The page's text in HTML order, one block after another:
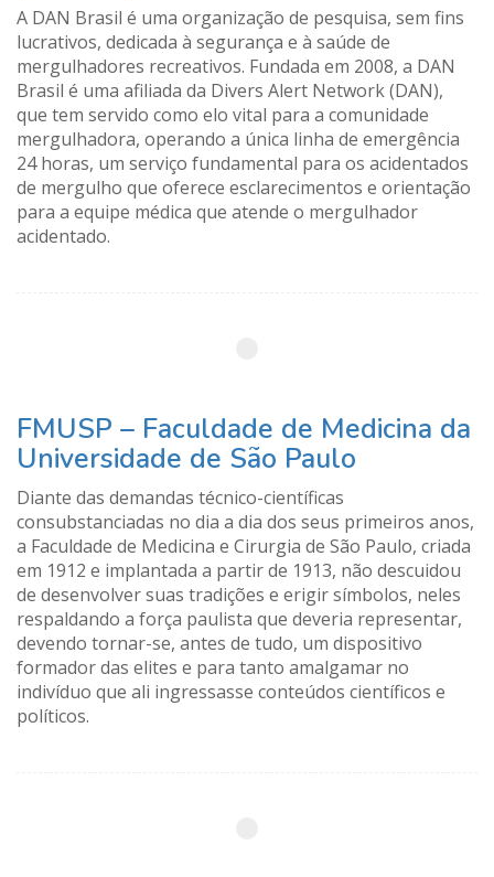
A DAN Brasil é uma organização de pesquisa, sem fins
lucrativos, dedicada à segurança e à saúde de
mergulhadores recreativos. Fundada em 2008, a DAN
Brasil é uma afiliada da Divers Alert Network (DAN),
que tem servido como elo vital para a comunidade
mergulhadora, operando a única linha de emergência
24 horas, um serviço fundamental para os acidentados
de mergulho que oferece esclarecimentos e orientação
para a equipe médica que atende o mergulhador
acidentado.
FMUSP – Faculdade de Medicina da
Universidade de São Paulo
Diante das demandas técnico-científicas
consubstanciadas no dia a dia dos seus primeiros anos,
a Faculdade de Medicina e Cirurgia de São Paulo, criada
em 1912 e implantada a partir de 1913, não descuidou
de desenvolver suas tradições e erigir símbolos, neles
respaldando a força paulista que deveria representar,
devendo tornar-se, antes de tudo, um dispositivo
formador das elites e para tanto amalgamar no
indivíduo que ali ingressasse conteúdos científicos e
políticos.